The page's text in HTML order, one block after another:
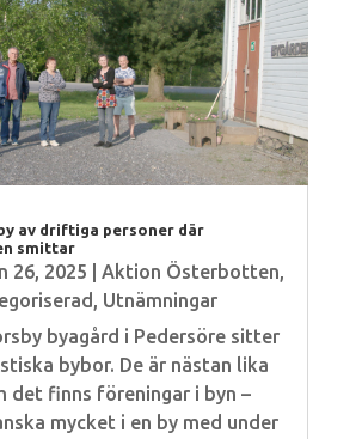
av driftiga personer där
smittar
26, 2025 Aktion Österbotten,
, Utnämningar
byagård i Pedersöre sitter
bybor. De är nästan lika
det finns föreningar i byn –
mycket i en by med under